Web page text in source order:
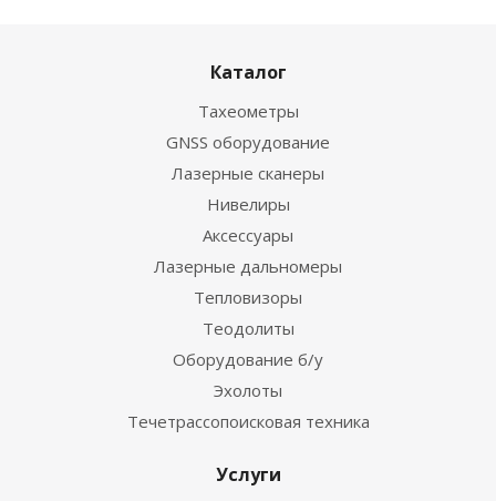
Каталог
Тахеометры
GNSS оборудование
Лазерные сканеры
Нивелиры
Аксессуары
Лазерные дальномеры
Тепловизоры
Теодолиты
Оборудование б/у
Эхолоты
Течетрассопоисковая техника
Услуги